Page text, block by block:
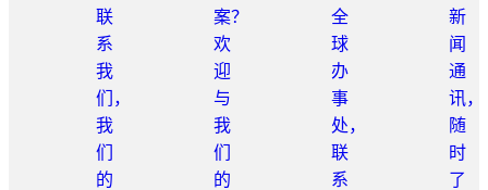
联
系
我
们，
我
们
的
案？
欢
迎
与
我
们
的
全
球
办
事
处，
联
系
新
闻
通
讯，
随
时
了